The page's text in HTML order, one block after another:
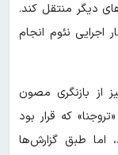
دیگر منتقل کند.
اجرایی نئوم انجام
از بازنگری مصون
که قرار بود
زمستانی آسیایی ۲۰۲۹ باشد، اما طبق گزارش‌ها